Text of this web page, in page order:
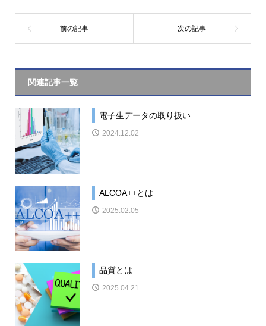
関連記事一覧
電子生データの取り扱い
2024.12.02
ALCOA++とは
2025.02.05
品質とは
2025.04.21